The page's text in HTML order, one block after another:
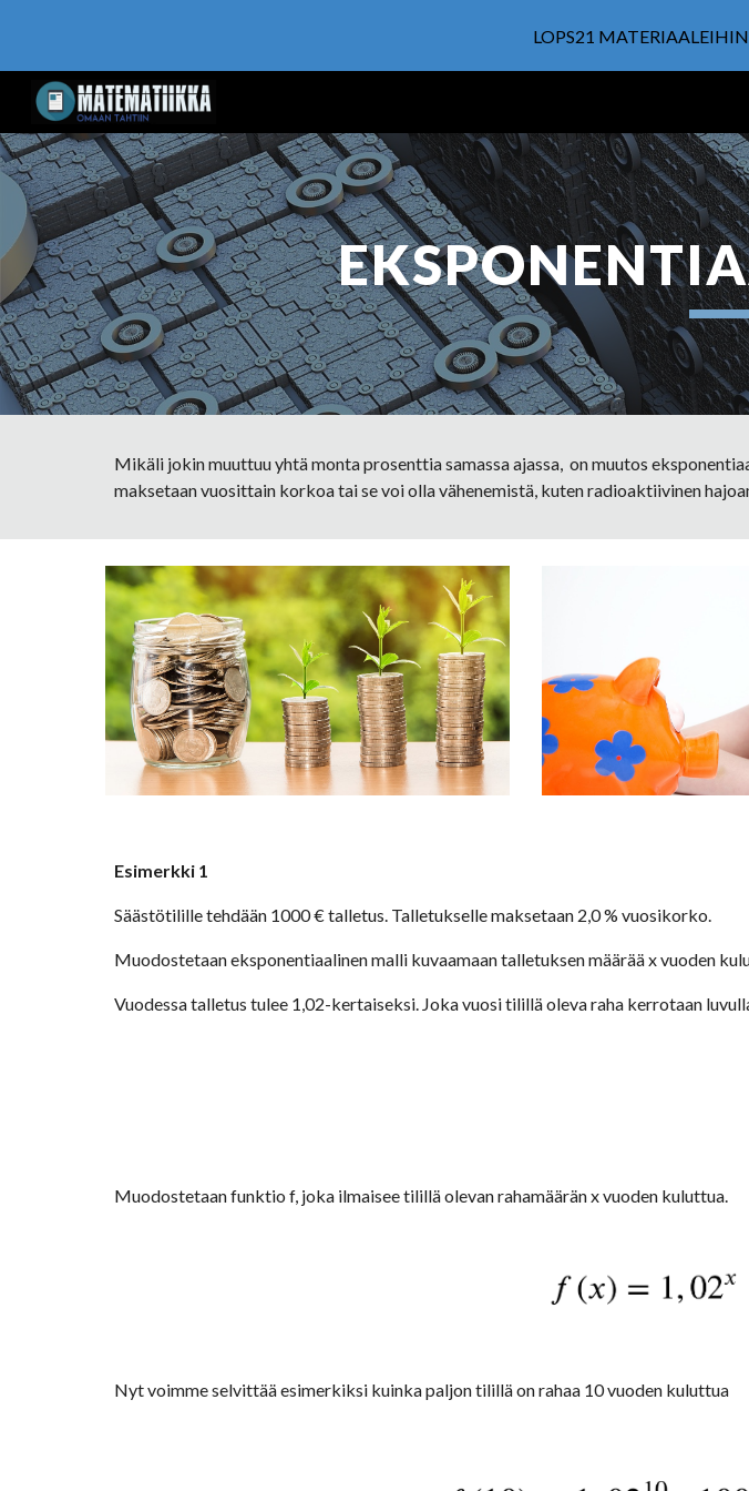
Skip to main content
LOPS21
Mikäli jokin muuttuu yhtä monta prosenttia samassa ajassa,  on muutos
maksetaan vuosittain korkoa tai se voi olla vähenemistä, kuten radioaktiivinen
Esimerkki 1
Säästötilille tehdään 1000 € talletus. Talletukselle maksetaan 2,0 % vuosikorko.
Muodostetaan eksponentiaalinen malli kuvaamaan talletuksen määrää x vuoden
Vuodessa talletus tulee 1,02-kertaiseksi. Joka vuosi tilillä oleva raha kerrotaan
Muodostetaan funktio f, joka ilmaisee tilillä olevan rahamäärän x vuoden kuluttua.
Nyt voimme selvittää esimerkiksi kuinka paljon tilillä on rahaa 10 vuoden kuluttua